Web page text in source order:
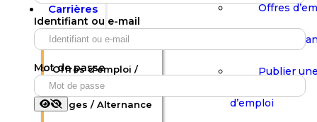
Votre panier est vide.
Boutique
Panier
Boutique
Carrières
Offres d’emploi /
Stages / Alternance
Offres
Stages /
Publier
d’emploi
Identifiant ou e-mail
Mot de passe